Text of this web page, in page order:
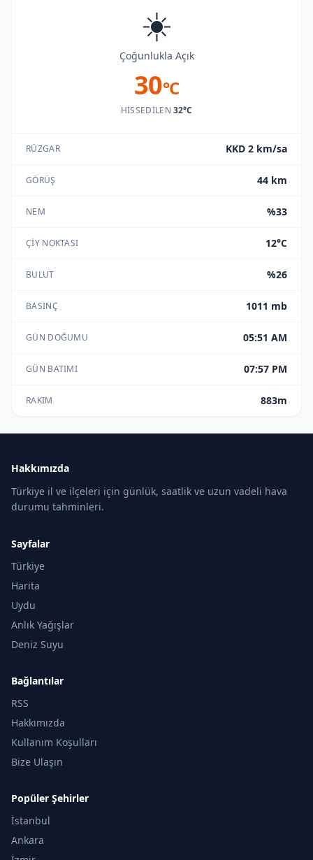
☀️
Çoğunlukla Açık
30°C
HISSEDILEN32°C
RÜZGAR KKD 2 km/sa
GÖRÜŞ 44 km
NEM %33
ÇIY NOKTASI 12°C
BULUT %26
BASINÇ 1011 mb
GÜN DOĞUMU 05:51 AM
GÜN BATIMI 07:57 PM
RAKIM 883m
Hakkımızda
Türkiye il ve ilçeleri için günlük, saatlik ve uzun vadeli hava
durumu tahminleri.
Sayfalar
Türkiye
Harita
Uydu
Anlık Yağışlar
Deniz Suyu
Bağlantılar
RSS
Hakkımızda
Kullanım Koşulları
Bize Ulaşın
Popüler Şehirler
İstanbul
Ankara